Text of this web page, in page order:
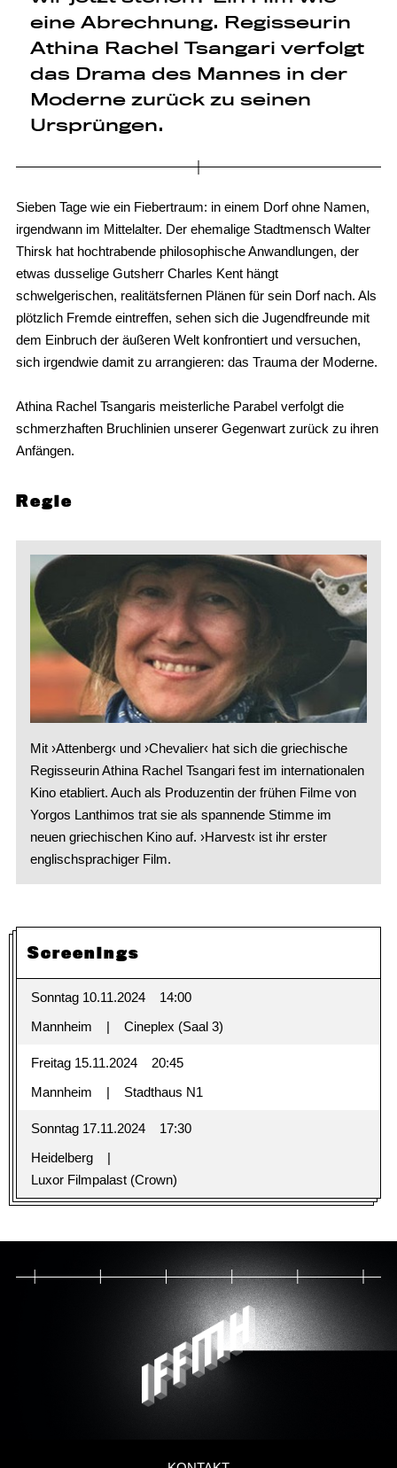
eine Abrechnung. Regisseurin
Athina Rachel Tsangari verfolgt
das Drama des Mannes in der
Moderne zurück zu seinen
Ursprüngen.
Sieben Tage wie ein Fiebertraum: in einem Dorf ohne Namen,
irgendwann im Mittelalter. Der ehemalige Stadtmensch Walter
Thirsk hat hochtrabende philosophische Anwandlungen, der
etwas dusselige Gutsherr Charles Kent hängt
schwelgerischen, realitätsfernen Plänen für sein Dorf nach. Als
plötzlich Fremde eintreffen, sehen sich die Jugendfreunde mit
dem Einbruch der äußeren Welt konfrontiert und versuchen,
sich irgendwie damit zu arrangieren: das Trauma der Moderne.
Athina Rachel Tsangaris meisterliche Parabel verfolgt die
schmerzhaften Bruchlinien unserer Gegenwart zurück zu ihren
Anfängen.
Regie
Mit ›Attenberg‹ und ›Chevalier‹ hat sich die griechische
Regisseurin Athina Rachel Tsangari fest im internationalen
Kino etabliert. Auch als Produzentin der frühen Filme von
Yorgos Lanthimos trat sie als spannende Stimme im
neuen griechischen Kino auf. ›Harvest‹ ist ihr erster
englischsprachiger Film.
Screenings
Sonntag 10.11.2024
14:00
Mannheim
Cineplex (Saal 3)
Freitag 15.11.2024
20:45
Mannheim
Stadthaus N1
Sonntag 17.11.2024
17:30
Heidelberg
Luxor Filmpalast (Crown)